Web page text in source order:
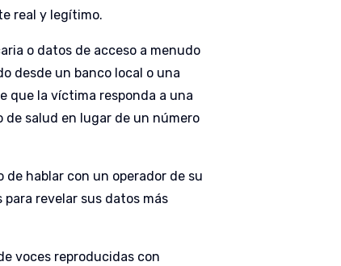
real y legítimo.
o datos de acceso a menudo
desde un banco local o una
que la víctima responda a una
salud en lugar de un número
hablar con un operador de su
revelar sus datos más
voces reproducidas con